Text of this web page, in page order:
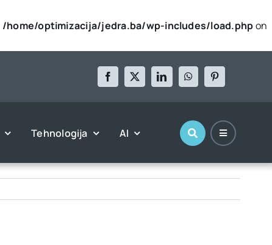
/home/optimizacija/jedra.ba/wp-includes/load.phpon
Tehnologija AI